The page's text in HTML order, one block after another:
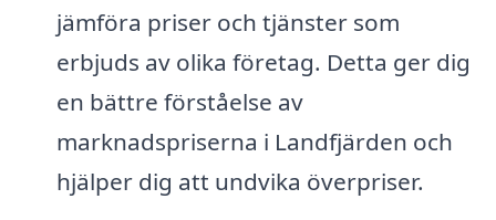
jämföra priser och tjänster som
erbjuds av olika företag. Detta ger dig
en bättre förståelse av
marknadspriserna i Landfjärden och
hjälper dig att undvika överpriser.